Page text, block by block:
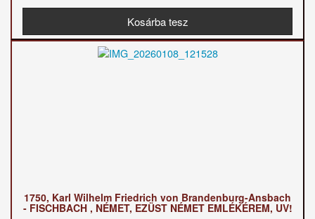
1750, Karl Wilhelm Friedrich von Brandenburg-Ansbach
- FISCHBACH , NÉMET, EZÜST NÉMET EMLÉKÉREM, UV!